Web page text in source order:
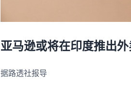
亚马逊或将在印度推出
据路透社报导